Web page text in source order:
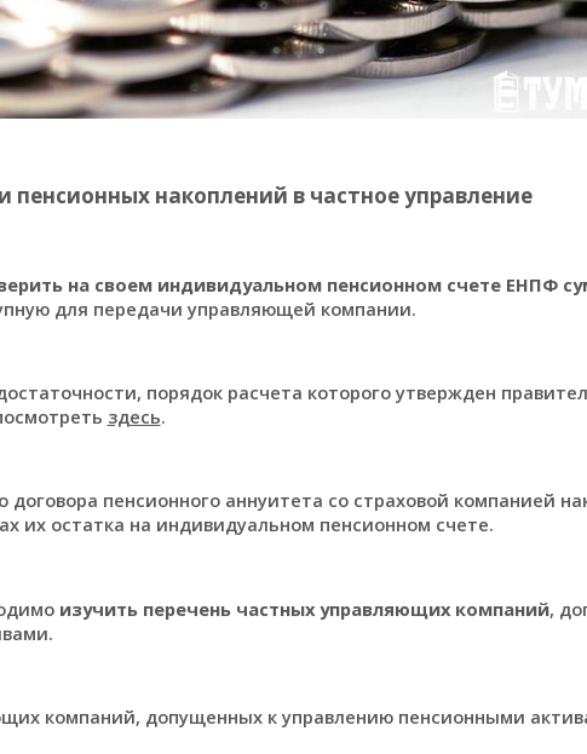
пенсионных накоплений в частное управление
на своем индивидуальном пенсионном счете ЕНПФ
для передачи управляющей компании.
порядок расчета которого утвержден
здесь.
договора пенсионного аннуитета со страховой компанией
их остатка на индивидуальном пенсионном счете.
изучить перечень частных управляющих компаний,
компаний, допущенных к управлению пенсионными